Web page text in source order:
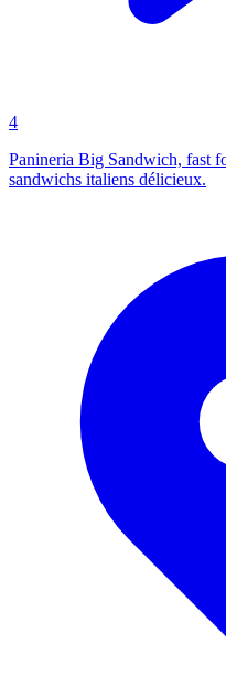
4
Panineria Big Sandwich, fast
sandwichs italiens délicieux.